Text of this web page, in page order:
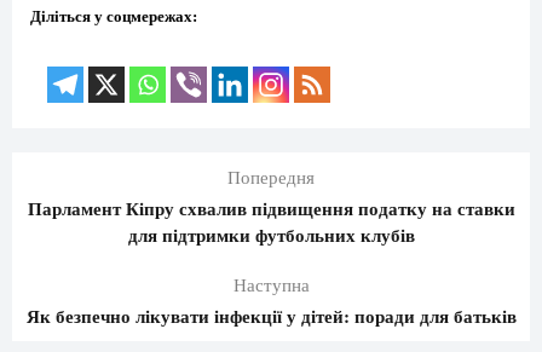
Діліться у соцмережах:
Попередня
Парламент Кіпру схвалив підвищення податку на ставки
для підтримки футбольних клубів
Наступна
Як безпечно лікувати інфекції у дітей: поради для батьків